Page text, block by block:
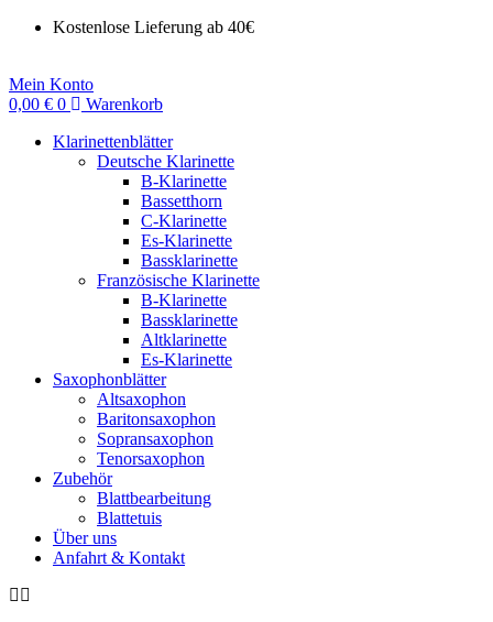
Kostenlose Lieferung ab 40€
Mein Konto
0,00 € 0
Warenkorb
Klarinettenblätter
Deutsche Klarinette
B-Klarinette
Bassetthorn
C-Klarinette
Es-Klarinette
Bassklarinette
Französische Klarinette
B-Klarinette
Bassklarinette
Altklarinette
Es-Klarinette
Saxophonblätter
Altsaxophon
Baritonsaxophon
Sopransaxophon
Tenorsaxophon
Zubehör
Blattbearbeitung
Blattetuis
Über uns
Anfahrt & Kontakt